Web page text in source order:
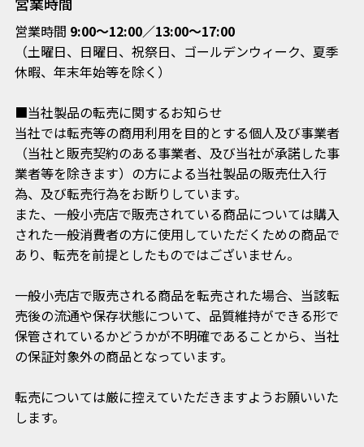
営業時間 9:00～12:00／13:00～17:00
（土曜日、日曜日、祝祭日、ゴールデンウィーク、夏季
休暇、年末年始等を除く）
■当社製品の転売に関するお知らせ
当社では転売等の商用利用を目的とする個人及び事業者
（当社と販売契約のある事業者、及び当社が承諾した事
業者等を除きます）の方による当社製品の販売仕入行
為、及び転売行為をお断りしています。
また、一般小売店で販売されている商品については購入
された一般消費者の方に使用していただくための商品で
あり、転売を前提としたものではございません。
一般小売店で販売される商品を転売された場合、当該転
売後の流通や保存状態について、品質維持ができる形で
保管されているかどうかが不明確であることから、当社
の保証対象外の商品となっています。
転売については厳に控えていただきますようお願いいた
します。